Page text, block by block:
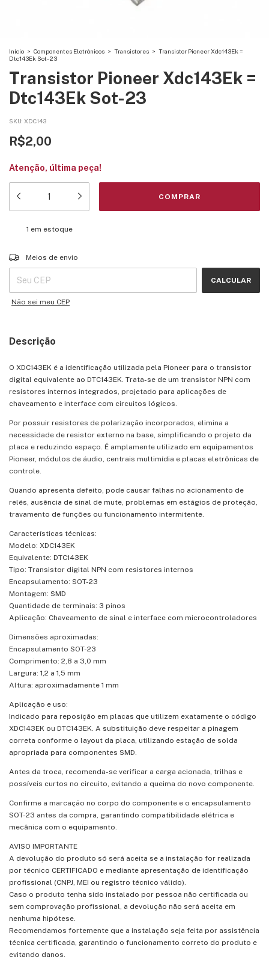
Início > Componentes Eletrônicos > Transistores > Transistor Pioneer Xdc143Ek =
Dtc143Ek Sot-23
Transistor Pioneer Xdc143Ek =
Dtc143Ek Sot-23
SKU: XDC143
R$2,00
Atenção, última peça!
1 em estoque
Entregas para o CEP:
Meios de envio
CALCULAR
Não sei meu CEP
Descrição
O XDC143EK é a identificação utilizada pela Pioneer para o transistor
digital equivalente ao DTC143EK. Trata-se de um transistor NPN com
resistores internos integrados, projetado para aplicações de
chaveamento e interface com circuitos lógicos.
Por possuir resistores de polarização incorporados, elimina a
necessidade de resistor externo na base, simplificando o projeto da
placa e reduzindo espaço. É amplamente utilizado em equipamentos
Pioneer, módulos de áudio, centrais multimídia e placas eletrônicas de
controle.
Quando apresenta defeito, pode causar falhas no acionamento de
relés, ausência de sinal de mute, problemas em estágios de proteção,
travamento de funções ou funcionamento intermitente.
Características técnicas:
Modelo: XDC143EK
Equivalente: DTC143EK
Tipo: Transistor digital NPN com resistores internos
Encapsulamento: SOT-23
Montagem: SMD
Quantidade de terminais: 3 pinos
Aplicação: Chaveamento de sinal e interface com microcontroladores
Dimensões aproximadas:
Encapsulamento SOT-23
Comprimento: 2,8 a 3,0 mm
Largura: 1,2 a 1,5 mm
Altura: aproximadamente 1 mm
Aplicação e uso:
Indicado para reposição em placas que utilizem exatamente o código
XDC143EK ou DTC143EK. A substituição deve respeitar a pinagem
correta conforme o layout da placa, utilizando estação de solda
apropriada para componentes SMD.
Antes da troca, recomenda-se verificar a carga acionada, trilhas e
possíveis curtos no circuito, evitando a queima do novo componente.
Confirme a marcação no corpo do componente e o encapsulamento
SOT-23 antes da compra, garantindo compatibilidade elétrica e
mecânica com o equipamento.
AVISO IMPORTANTE
A devolução do produto só será aceita se a instalação for realizada
por técnico CERTIFICADO e mediante apresentação de identificação
profissional (CNPJ, MEI ou registro técnico válido).
Caso o produto tenha sido instalado por pessoa não certificada ou
sem comprovação profissional, a devolução não será aceita em
nenhuma hipótese.
Recomendamos fortemente que a instalação seja feita por assistência
técnica certificada, garantindo o funcionamento correto do produto e
evitando danos.